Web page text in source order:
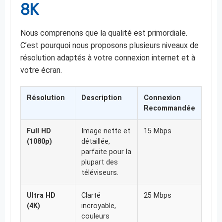
8K
Nous comprenons que la qualité est primordiale.
C’est pourquoi nous proposons plusieurs niveaux de
résolution adaptés à votre connexion internet et à
votre écran.
Résolution Description
Connexion
Recommandée
Full HD
(1080p)
Image nette et
détaillée,
parfaite pour la
plupart des
téléviseurs.
15 Mbps
Ultra HD
(4K)
Clarté
incroyable,
couleurs
25 Mbps